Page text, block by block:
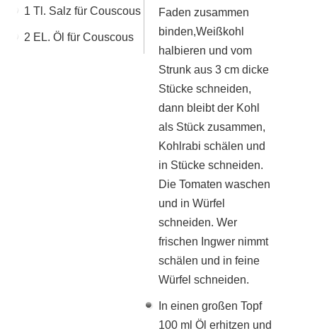
1 Tl. Salz für Couscous
2 EL. Öl für Couscous
Faden zusammen
binden,Weißkohl
halbieren und vom
Strunk aus 3 cm dicke
Stücke schneiden,
dann bleibt der Kohl
als Stück zusammen,
Kohlrabi schälen und
in Stücke schneiden.
Die Tomaten waschen
und in Würfel
schneiden. Wer
frischen Ingwer nimmt
schälen und in feine
Würfel schneiden.
In einen großen Topf
100 ml Öl erhitzen und